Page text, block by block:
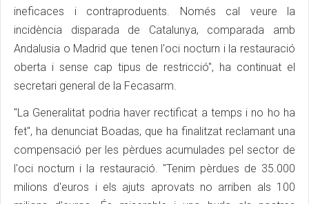
ineficaces i contraproduents. Només cal veure la
incidència disparada de Catalunya, comparada amb
Andalusia o Madrid que tenen l'oci nocturn i la restauració
oberta i sense cap tipus de restricció", ha continuat el
secretari general de la Fecasarm.
"La Generalitat podria haver rectificat a temps i no ho ha
fet", ha denunciat Boadas, que ha finalitzat reclamant una
compensació per les pèrdues acumulades pel sector de
l'oci nocturn i la restauració. "Tenim pèrdues de 35.000
milions d'euros i els ajuts aprovats no arriben als 100